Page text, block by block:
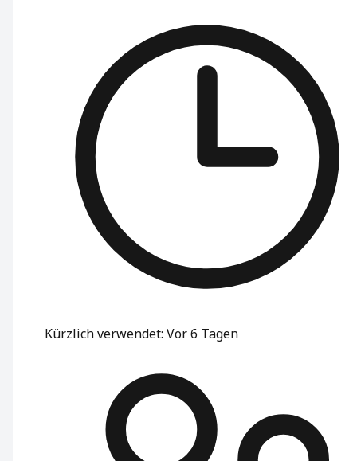
Kürzlich verwendet: Vor 6 Tagen